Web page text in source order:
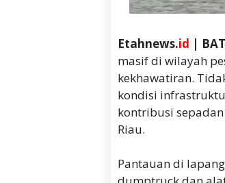
Etahnews.id |
masif di wilayah
kekhawatiran.
kondisi
kontribusi
Riau.
Pantauan di